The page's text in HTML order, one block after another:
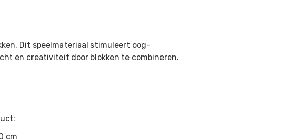
Dit speelmateriaal stimuleert oog-
en creativiteit door blokken te combineren.
cm